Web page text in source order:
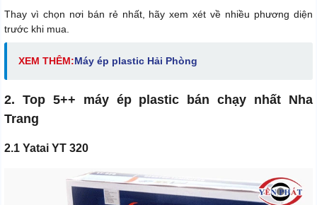
Thay vì chọn nơi bán rẻ nhất, hãy xem xét về nhiều phương diện
trước khi mua.
XEM THÊM:Máy ép plastic Hải Phòng
2. Top 5++ máy ép plastic bán chạy nhất Nha
Trang
2.1 Yatai YT 320